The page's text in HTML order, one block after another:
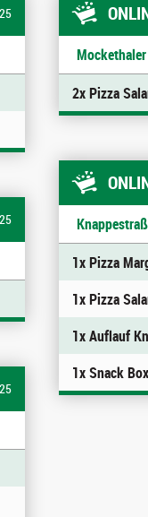
2x Pizza
1x Pizza
1x Pizza
1x Auflauf
1x Snack Box